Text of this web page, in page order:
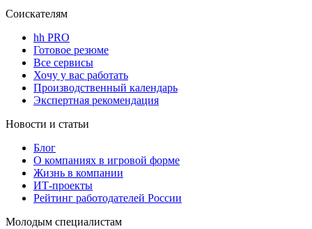
Соискателям
hh PRO
Готовое резюме
Все сервисы
Хочу у вас работать
Производственный календарь
Экспертная рекомендация
Новости и статьи
Блог
О компаниях в игровой форме
Жизнь в компании
ИТ-проекты
Рейтинг работодателей России
Молодым специалистам